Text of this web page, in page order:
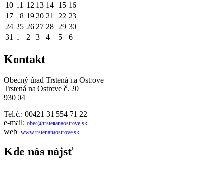
10 11 12 13 14 15 16
17 18 19 20 21 22 23
24 25 26 27 28 29 30
31 1 2 3 4 5 6
Kontakt
Obecný úrad Trstená na Ostrove
Trstená na Ostrove č. 20
930 04
Tel.č.: 00421 31 554 71 22
e-mail: obec@trstenanaostrove.sk
web: www.trstenanaostrove.sk
Kde nás nájsť